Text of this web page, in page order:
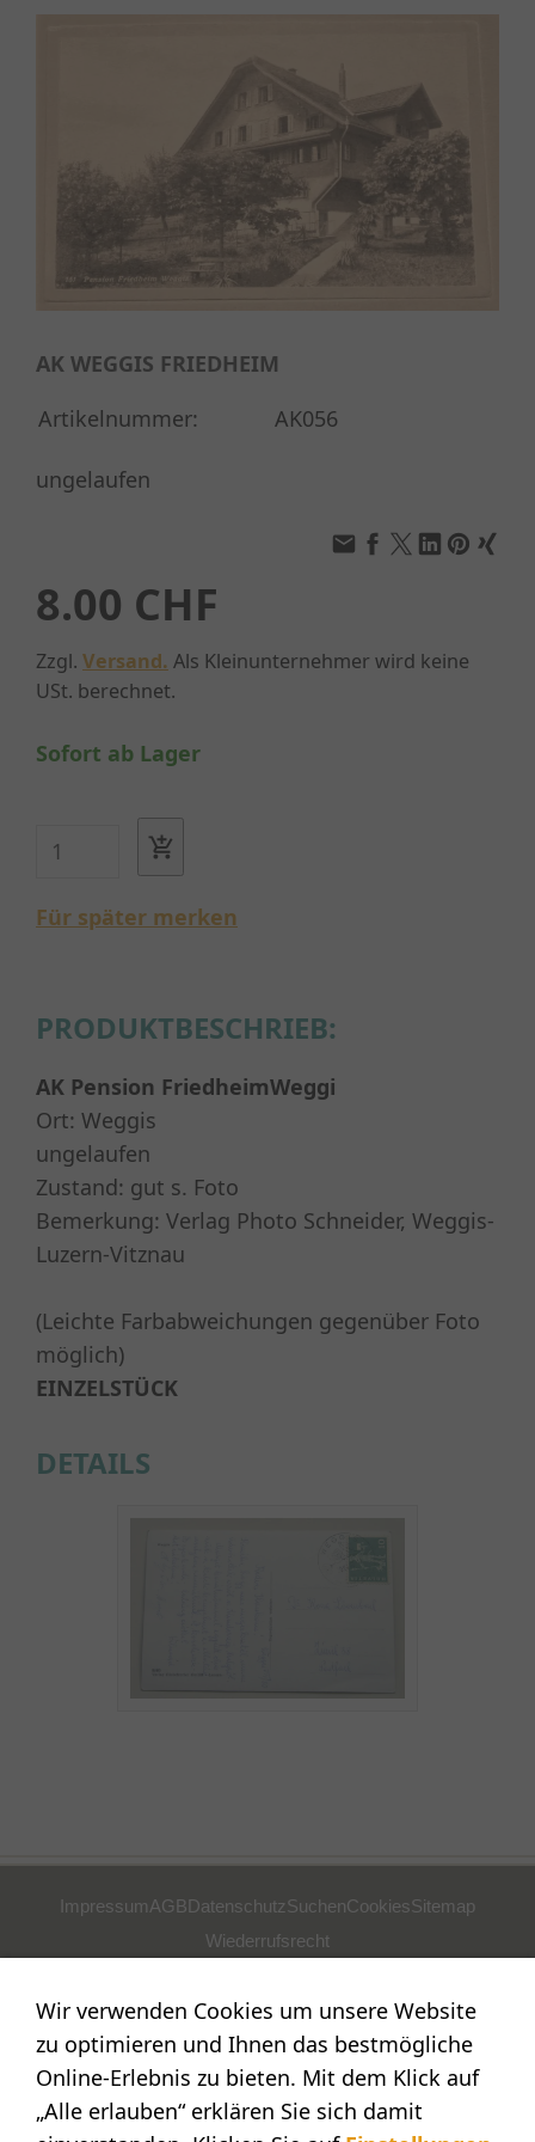
AK WEGGIS FRIEDHEIM
Artikelnummer:
AK056
ungelaufen
8.00 CHF
Zzgl. Versand. Als Kleinunternehmer wird keine
USt. berechnet.
Sofort ab Lager
Für später merken
PRODUKTBESCHRIEB:
AK Pension FriedheimWeggi
Ort: Weggis
ungelaufen
Zustand: gut s. Foto
Bemerkung: Verlag Photo Schneider, Weggis-
Luzern-Vitznau
(Leichte Farbabweichungen gegenüber Foto
möglich)
EINZELSTÜCK
DETAILS
ImpressumAGBDatenschutzSuchenCookiesSitemap
Wiederrufsrecht
Nostalgie- & Geschenk Shop
Maja Schmid
Luzernerstr. 14
Wir verwenden Cookies um unsere Website
zu optimieren und Ihnen das bestmögliche
Online-Erlebnis zu bieten. Mit dem Klick auf
„Alle erlauben“ erklären Sie sich damit